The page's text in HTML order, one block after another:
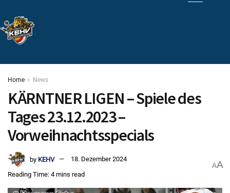
Home News
KÄRNTNER LIGEN – Spiele des
Tages 23.12.2023 –
Vorweihnachtsspecials
by KEHV
18. Dezember 2024
Reading Time: 4 mins read
AA